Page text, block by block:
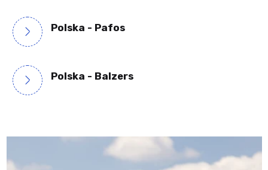
Polska - Pafos
Polska - Balzers